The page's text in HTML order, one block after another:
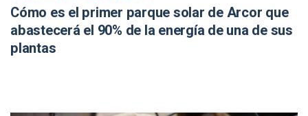
Cómo es el primer parque solar de Arcor que
abastecerá el 90% de la energía de una de sus
plantas